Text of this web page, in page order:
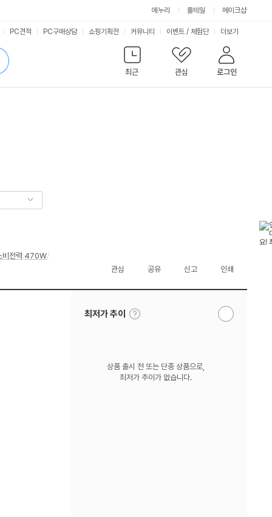
에누리 몰테일 메이크샵
최근
관심 로그인
PC견적 PC구매상담 쇼핑기획전 커뮤니티 이벤트 / 체험단 서
비
스
더보기
비전력:470W/
관심
공유 신고 인쇄
최저가 추이
툴
팁
알
상품 출시 전 또는 단종 상품으로,
최저가 추이가 없습니다.